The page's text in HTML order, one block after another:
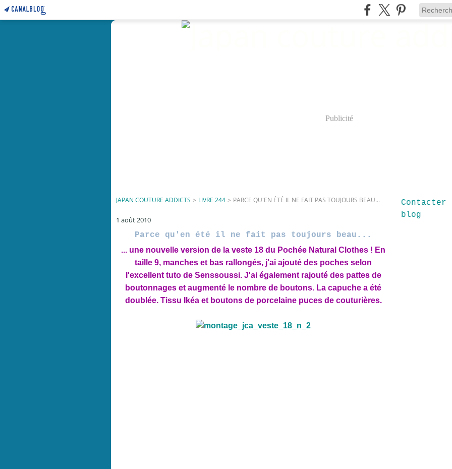
Publicité
JAPAN COUTURE ADDICTS > LIVRE 244 > PARCE QU'EN ÉTÉ IL NE FAIT PAS TOUJOURS BEAU...
1 août 2010
Parce qu'en été il ne fait pas toujours beau...
... une nouvelle version de la veste 18 du Pochée Natural Clothes ! En
taille 9, manches et bas rallongés, j'ai ajouté des poches selon
l'excellent tuto de Senssoussi. J'ai également rajouté des pattes de
boutonnages et augmenté le nombre de boutons. La capuche a été
doublée. Tissu Ikéa et boutons de porcelaine puces de couturières.
blog